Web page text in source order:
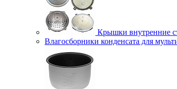
Крышки внутренние
Влагосборники конденсата для